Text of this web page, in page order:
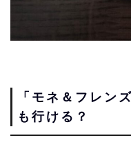
「モネ＆フレン
も行ける？